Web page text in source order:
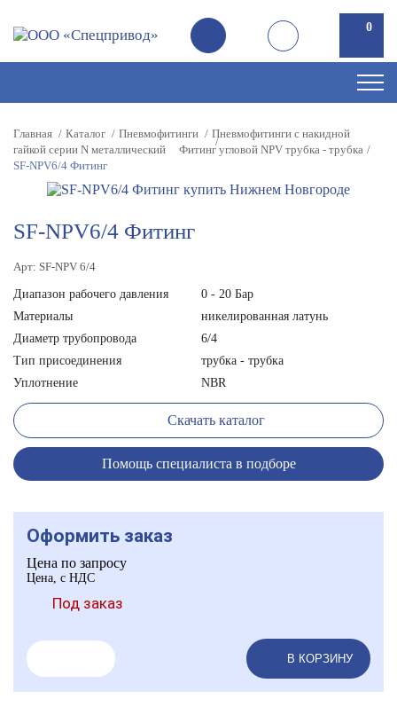
0
Главная Каталог Пневмофитинги
Пневмофитинги с накидной
гайкой серии N металлический
Фитинг угловой NPV трубка - трубка
SF-NPV6/4 Фитинг
SF-NPV6/4 Фитинг
Арт: SF-NPV 6/4
Диапазон рабочего давления
0 - 20 Бар
Материалы
никелированная латунь
Диаметр трубопровода
6/4
Тип присоединения
трубка - трубка
Уплотнение
NBR
Скачать каталог
Помощь специалиста в подборе
Оформить заказ
Цена по запросу
Цена, с НДС
Под заказ
В КОРЗИНУ